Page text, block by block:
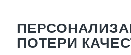
ПОТЕРИ